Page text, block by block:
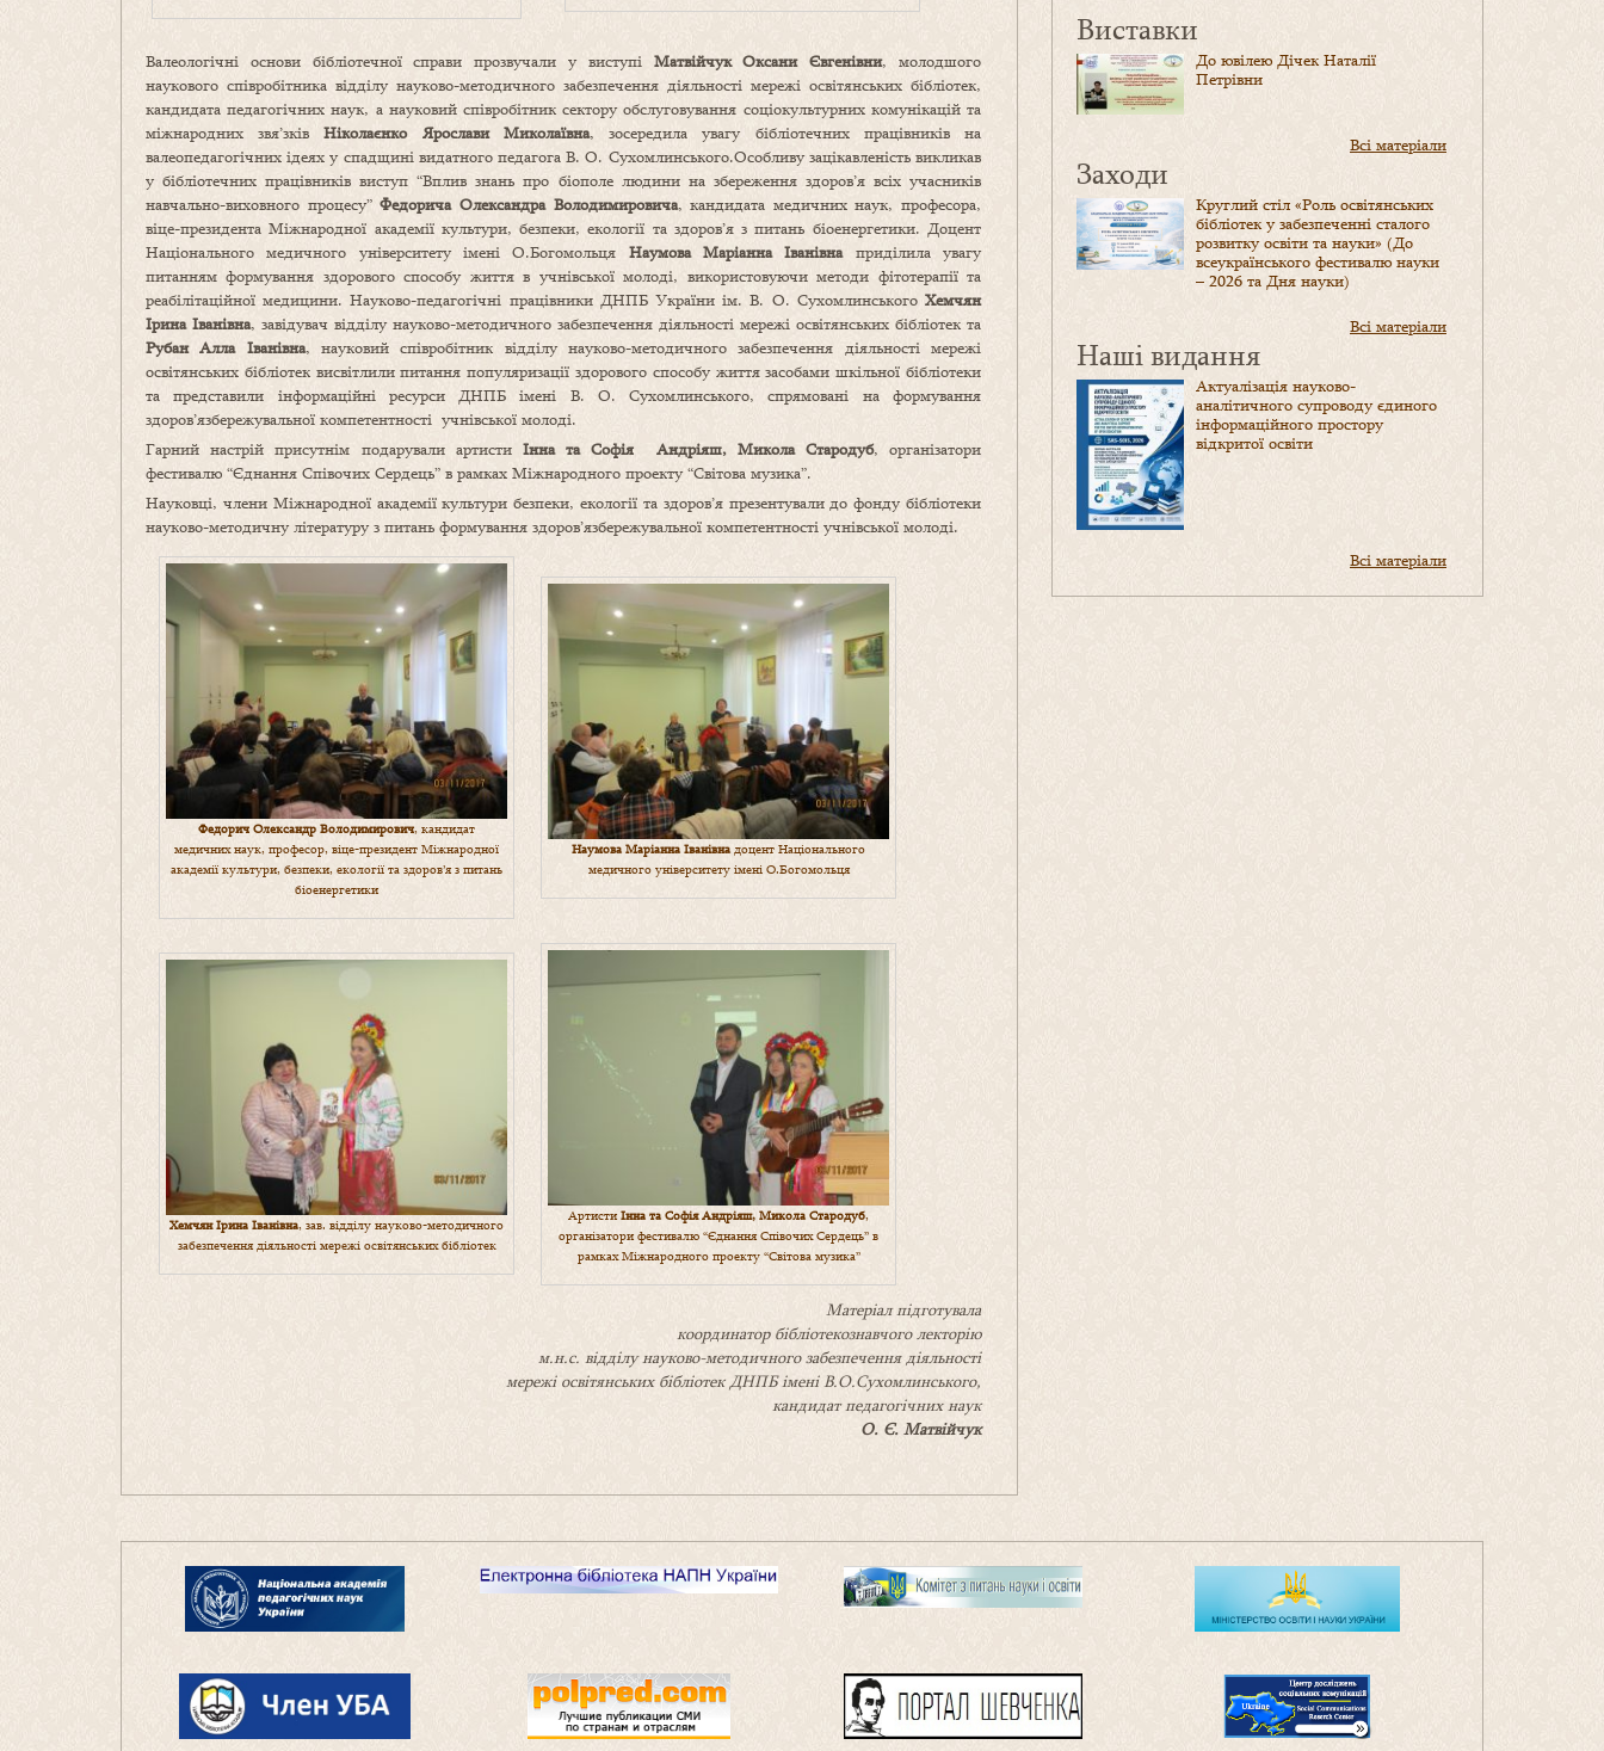
Валеологічні основи бібліотечної справи прозвучали у виступіМатвійчук Оксани Євгенівни, молодшого
наукового співробітника відділу науково-методичного забезпечення діяльності мережі освітянських бібліотек,
кандидата педагогічних наук, а науковий співробітник сектору обслуговування соціокультурних комунікацій та
міжнародних звя’зківНіколаєнко Ярослави Миколаївна, зосередила увагу бібліотечних працівників на
валеопедагогічних ідеях у спадщині видатного педагога В. О. Сухомлинського.Особливу зацікавленість викликав
у бібліотечних працівників виступ “Вплив знань про біополе людини на збереження здоров’я всіх учасників
навчально-виховного процесу”Федорича Олександра Володимировича, кандидата медичних наук, професора,
віце-президента Міжнародної академії культури, безпеки, екології та здоров’я з питань біоенергетики. Доцент
Національного медичного університету імені О.Богомольця Наумова Маріанна Іванівна приділила увагу
питанням формування здорового способу життя в учнівської молоді, використовуючи методи фітотерапії та
реабілітаційної медицини. Науково-педагогічні працівники ДНПБ України ім. В. О. Сухомлинського Хемчян
Ірина Іванівна, завідувач відділу науково-методичного забезпечення діяльності мережі освітянських бібліотек та
Рубан Алла Іванівна, науковий співробітник відділу науково-методичного забезпечення діяльності мережі
освітянських бібліотек висвітлили питання популяризації здорового способу життя засобами шкільної бібліотеки
та представили інформаційні ресурси ДНПБ імені В. О. Сухомлинського, спрямовані на формування
здоров’язбережувальної компетентності учнівської молоді.
Гарний настрій присутнім подарували артисти Інна та Софія Андріяш, Микола Стародуб, організатори
фестивалю “Єднання Співочих Сердець” в рамках Міжнародного проекту “Світова музика”.
Науковці, члени Міжнародної академії культури безпеки, екології та здоров’я презентували до фонду бібліотеки
науково-методичну літературу з питань формування здоров’язбережувальної компетентності учнівської молоді.
Федорич Олександр Володимирович, кандидат
медичних наук, професор, віце-президент Міжнародної
академії культури, безпеки, екології та здоров’я з питань
біоенергетики
Наумова Маріанна Іванівна доцент Національного
медичного університету імені О.Богомольця
Хемчян Ірина Іванівна, зав. відділу науково-методичного
забезпечення діяльності мережі освітянських бібліотек
Артисти Інна та Софія Андріяш, Микола Стародуб,
організатори фестивалю “Єднання Співочих Сердець” в
рамках Міжнародного проекту “Світова музика”
Матеріал підготувала
координатор бібліотекознавчого лекторію
м.н.с. відділу науково-методичного забезпечення діяльності
мережі освітянських бібліотек ДНПБ імені В.О.Сухомлинського,
кандидат педагогічних наук
О. Є. Матвійчук
Виставки
До ювілею Дічек Наталії
Петрівни
Всі матеріали
Заходи
Круглий стіл «Роль освітянських
бібліотек у забезпеченні сталого
розвитку освіти та науки» (До
всеукраїнського фестивалю науки
– 2026 та Дня науки)
Всі матеріали
Наші видання
Актуалізація науково-
аналітичного супроводу єдиного
інформаційного простору
відкритої освіти
Всі матеріали